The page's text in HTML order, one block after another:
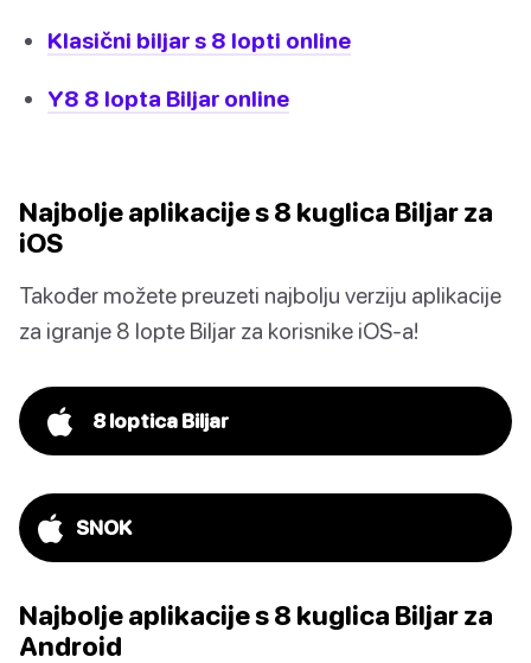
Klasični biljar s 8 lopti online
Y8 8 lopta Biljar online
Najbolje aplikacije s 8 kuglica Biljar za
iOS
Također možete preuzeti najbolju verziju aplikacije
za igranje 8 lopte Biljar za korisnike iOS-a!
8 loptica Biljar
SNOK
Najbolje aplikacije s 8 kuglica Biljar za
Android